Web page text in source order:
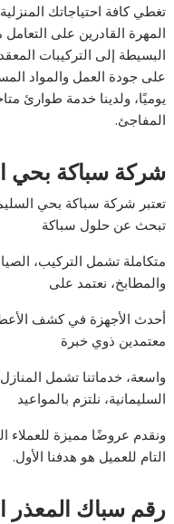
تغطي كافة احتياجاتك
المهرة القادرين على
البسيطة إلى التركيبات
على جودة العمل والمواد
المفاجئ.
شركة سباكة بحي
تعتبر شركة سباكة بحي
تبحث عن حلول سباكة
متكاملة تشمل التركيب،
والمطابخ، نعتمد على
أحدث الأجهزة في كشف
معتمدين ذوي خبرة
واسعة، خدماتنا تشمل
السليمانية، نلتزم بالمواعيد
ونقدم عروضًا مميزة للعملاء
التام للعميل هو هدفنا الأول.
رقم سباك المعذر